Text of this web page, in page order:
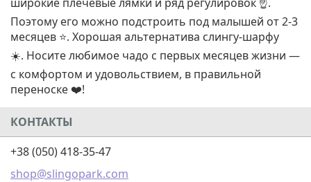
Поэтому его можно подстроить под малышей от 2-3
месяцев ⭐. Хорошая альтернатива слингу-шарфу
☀️. Носите любимое чадо с первых месяцев жизни —
с комфортом и удовольствием, в правильной
переноске ❤️!
КОНТАКТЫ
+38 (050) 418-35-47
shop@slingopark.com